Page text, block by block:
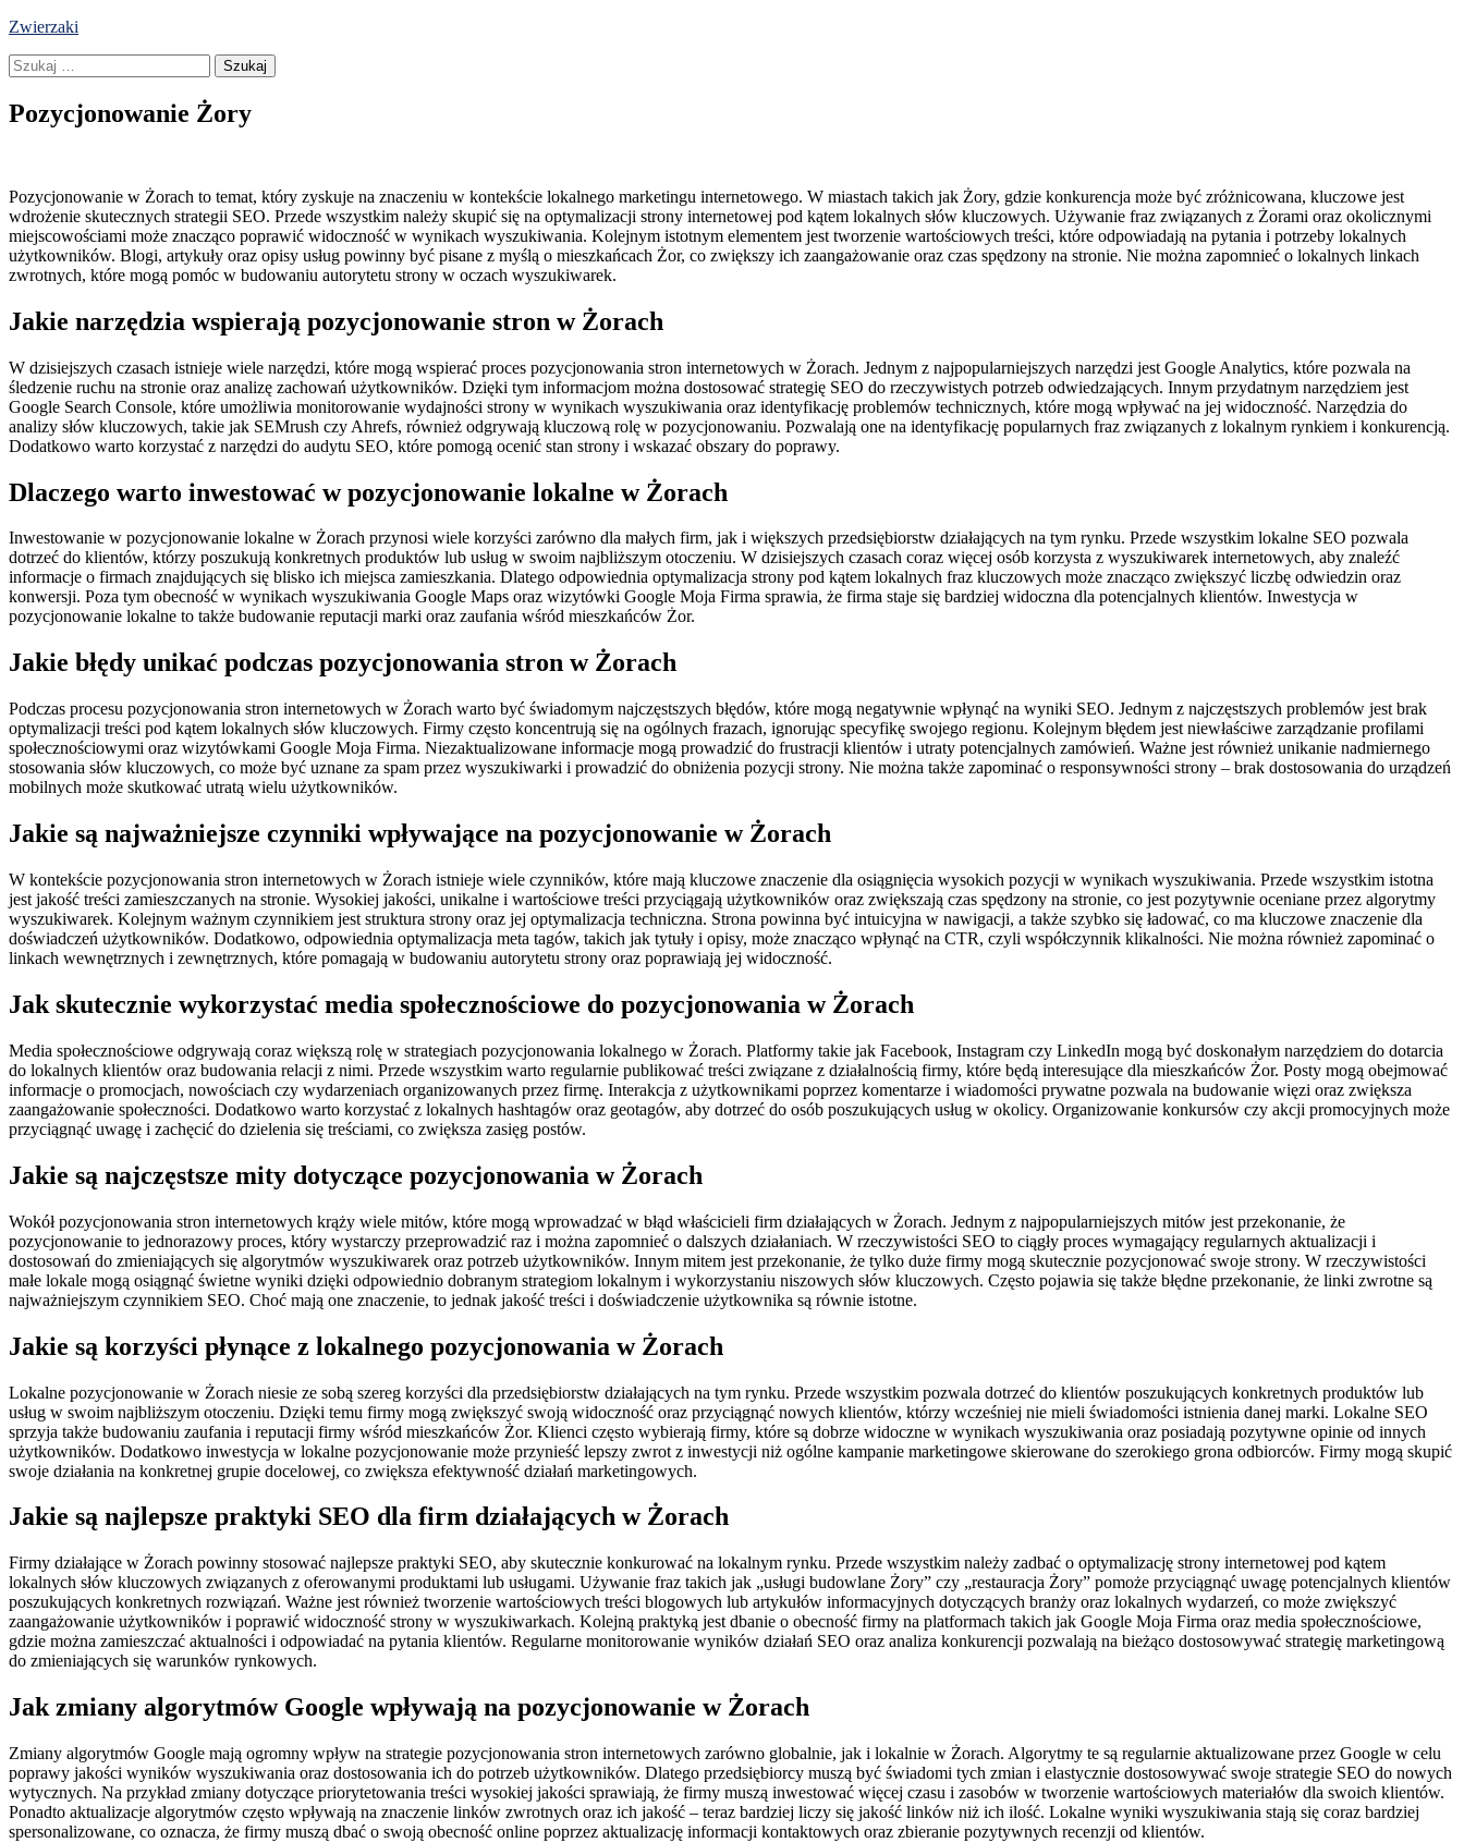
Skip
content
Zwierzaki
Szukaj:
Pozycjonowanie Żory
Pozycjonowanie w Żorach to temat, który zyskuje na znaczeniu w kontekście lokalnego marketingu internetowego. W miastach takich jak Żory, gdzie konkurencja może być zróżnicowana, kluczowe jest
wdrożenie skutecznych strategii SEO. Przede wszystkim należy skupić się na optymalizacji strony internetowej pod kątem lokalnych słów kluczowych. Używanie fraz związanych z Żorami oraz okolicznymi
miejscowościami może znacząco poprawić widoczność w wynikach wyszukiwania. Kolejnym istotnym elementem jest tworzenie wartościowych treści, które odpowiadają na pytania i potrzeby lokalnych
użytkowników. Blogi, artykuły oraz opisy usług powinny być pisane z myślą o mieszkańcach Żor, co zwiększy ich zaangażowanie oraz czas spędzony na stronie. Nie można zapomnieć o lokalnych linkach
zwrotnych, które mogą pomóc w budowaniu autorytetu strony w oczach wyszukiwarek.
Jakie narzędzia wspierają pozycjonowanie stron w Żorach
W dzisiejszych czasach istnieje wiele narzędzi, które mogą wspierać proces pozycjonowania stron internetowych w Żorach. Jednym z najpopularniejszych narzędzi jest Google Analytics, które pozwala na
śledzenie ruchu na stronie oraz analizę zachowań użytkowników. Dzięki tym informacjom można dostosować strategię SEO do rzeczywistych potrzeb odwiedzających. Innym przydatnym narzędziem jest
Google Search Console, które umożliwia monitorowanie wydajności strony w wynikach wyszukiwania oraz identyfikację problemów technicznych, które mogą wpływać na jej widoczność. Narzędzia do
analizy słów kluczowych, takie jak SEMrush czy Ahrefs, również odgrywają kluczową rolę w pozycjonowaniu. Pozwalają one na identyfikację popularnych fraz związanych z lokalnym rynkiem i konkurencją.
Dodatkowo warto korzystać z narzędzi do audytu SEO, które pomogą ocenić stan strony i wskazać obszary do poprawy.
Dlaczego warto inwestować w pozycjonowanie lokalne w Żorach
Inwestowanie w pozycjonowanie lokalne w Żorach przynosi wiele korzyści zarówno dla małych firm, jak i większych przedsiębiorstw działających na tym rynku. Przede wszystkim lokalne SEO pozwala
dotrzeć do klientów, którzy poszukują konkretnych produktów lub usług w swoim najbliższym otoczeniu. W dzisiejszych czasach coraz więcej osób korzysta z wyszukiwarek internetowych, aby znaleźć
informacje o firmach znajdujących się blisko ich miejsca zamieszkania. Dlatego odpowiednia optymalizacja strony pod kątem lokalnych fraz kluczowych może znacząco zwiększyć liczbę odwiedzin oraz
konwersji. Poza tym obecność w wynikach wyszukiwania Google Maps oraz wizytówki Google Moja Firma sprawia, że firma staje się bardziej widoczna dla potencjalnych klientów. Inwestycja w
pozycjonowanie lokalne to także budowanie reputacji marki oraz zaufania wśród mieszkańców Żor.
Jakie błędy unikać podczas pozycjonowania stron w Żorach
Podczas procesu pozycjonowania stron internetowych w Żorach warto być świadomym najczęstszych błędów, które mogą negatywnie wpłynąć na wyniki SEO. Jednym z najczęstszych problemów jest brak
optymalizacji treści pod kątem lokalnych słów kluczowych. Firmy często koncentrują się na ogólnych frazach, ignorując specyfikę swojego regionu. Kolejnym błędem jest niewłaściwe zarządzanie profilami
społecznościowymi oraz wizytówkami Google Moja Firma. Niezaktualizowane informacje mogą prowadzić do frustracji klientów i utraty potencjalnych zamówień. Ważne jest również unikanie nadmiernego
stosowania słów kluczowych, co może być uznane za spam przez wyszukiwarki i prowadzić do obniżenia pozycji strony. Nie można także zapominać o responsywności strony – brak dostosowania do urządzeń
mobilnych może skutkować utratą wielu użytkowników.
Jakie są najważniejsze czynniki wpływające na pozycjonowanie w Żorach
W kontekście pozycjonowania stron internetowych w Żorach istnieje wiele czynników, które mają kluczowe znaczenie dla osiągnięcia wysokich pozycji w wynikach wyszukiwania. Przede wszystkim istotna
jest jakość treści zamieszczanych na stronie. Wysokiej jakości, unikalne i wartościowe treści przyciągają użytkowników oraz zwiększają czas spędzony na stronie, co jest pozytywnie oceniane przez algorytmy
wyszukiwarek. Kolejnym ważnym czynnikiem jest struktura strony oraz jej optymalizacja techniczna. Strona powinna być intuicyjna w nawigacji, a także szybko się ładować, co ma kluczowe znaczenie dla
doświadczeń użytkowników. Dodatkowo, odpowiednia optymalizacja meta tagów, takich jak tytuły i opisy, może znacząco wpłynąć na CTR, czyli współczynnik klikalności. Nie można również zapominać o
linkach wewnętrznych i zewnętrznych, które pomagają w budowaniu autorytetu strony oraz poprawiają jej widoczność.
Jak skutecznie wykorzystać media społecznościowe do pozycjonowania w Żorach
Media społecznościowe odgrywają coraz większą rolę w strategiach pozycjonowania lokalnego w Żorach. Platformy takie jak Facebook, Instagram czy LinkedIn mogą być doskonałym narzędziem do dotarcia
do lokalnych klientów oraz budowania relacji z nimi. Przede wszystkim warto regularnie publikować treści związane z działalnością firmy, które będą interesujące dla mieszkańców Żor. Posty mogą obejmować
informacje o promocjach, nowościach czy wydarzeniach organizowanych przez firmę. Interakcja z użytkownikami poprzez komentarze i wiadomości prywatne pozwala na budowanie więzi oraz zwiększa
zaangażowanie społeczności. Dodatkowo warto korzystać z lokalnych hashtagów oraz geotagów, aby dotrzeć do osób poszukujących usług w okolicy. Organizowanie konkursów czy akcji promocyjnych może
przyciągnąć uwagę i zachęcić do dzielenia się treściami, co zwiększa zasięg postów.
Jakie są najczęstsze mity dotyczące pozycjonowania w Żorach
Wokół pozycjonowania stron internetowych krąży wiele mitów, które mogą wprowadzać w błąd właścicieli firm działających w Żorach. Jednym z najpopularniejszych mitów jest przekonanie, że
pozycjonowanie to jednorazowy proces, który wystarczy przeprowadzić raz i można zapomnieć o dalszych działaniach. W rzeczywistości SEO to ciągły proces wymagający regularnych aktualizacji i
dostosowań do zmieniających się algorytmów wyszukiwarek oraz potrzeb użytkowników. Innym mitem jest przekonanie, że tylko duże firmy mogą skutecznie pozycjonować swoje strony. W rzeczywistości
małe lokale mogą osiągnąć świetne wyniki dzięki odpowiednio dobranym strategiom lokalnym i wykorzystaniu niszowych słów kluczowych. Często pojawia się także błędne przekonanie, że linki zwrotne są
najważniejszym czynnikiem SEO. Choć mają one znaczenie, to jednak jakość treści i doświadczenie użytkownika są równie istotne.
Jakie są korzyści płynące z lokalnego pozycjonowania w Żorach
Lokalne pozycjonowanie w Żorach niesie ze sobą szereg korzyści dla przedsiębiorstw działających na tym rynku. Przede wszystkim pozwala dotrzeć do klientów poszukujących konkretnych produktów lub
usług w swoim najbliższym otoczeniu. Dzięki temu firmy mogą zwiększyć swoją widoczność oraz przyciągnąć nowych klientów, którzy wcześniej nie mieli świadomości istnienia danej marki. Lokalne SEO
sprzyja także budowaniu zaufania i reputacji firmy wśród mieszkańców Żor. Klienci często wybierają firmy, które są dobrze widoczne w wynikach wyszukiwania oraz posiadają pozytywne opinie od innych
użytkowników. Dodatkowo inwestycja w lokalne pozycjonowanie może przynieść lepszy zwrot z inwestycji niż ogólne kampanie marketingowe skierowane do szerokiego grona odbiorców. Firmy mogą skupić
swoje działania na konkretnej grupie docelowej, co zwiększa efektywność działań marketingowych.
Jakie są najlepsze praktyki SEO dla firm działających w Żorach
Firmy działające w Żorach powinny stosować najlepsze praktyki SEO, aby skutecznie konkurować na lokalnym rynku. Przede wszystkim należy zadbać o optymalizację strony internetowej pod kątem
lokalnych słów kluczowych związanych z oferowanymi produktami lub usługami. Używanie fraz takich jak „usługi budowlane Żory” czy „restauracja Żory” pomoże przyciągnąć uwagę potencjalnych klientów
poszukujących konkretnych rozwiązań. Ważne jest również tworzenie wartościowych treści blogowych lub artykułów informacyjnych dotyczących branży oraz lokalnych wydarzeń, co może zwiększyć
zaangażowanie użytkowników i poprawić widoczność strony w wyszukiwarkach. Kolejną praktyką jest dbanie o obecność firmy na platformach takich jak Google Moja Firma oraz media społecznościowe,
gdzie można zamieszczać aktualności i odpowiadać na pytania klientów. Regularne monitorowanie wyników działań SEO oraz analiza konkurencji pozwalają na bieżąco dostosowywać strategię marketingową
do zmieniających się warunków rynkowych.
Jak zmiany algorytmów Google wpływają na pozycjonowanie w Żorach
Zmiany algorytmów Google mają ogromny wpływ na strategie pozycjonowania stron internetowych zarówno globalnie, jak i lokalnie w Żorach. Algorytmy te są regularnie aktualizowane przez Google w celu
poprawy jakości wyników wyszukiwania oraz dostosowania ich do potrzeb użytkowników. Dlatego przedsiębiorcy muszą być świadomi tych zmian i elastycznie dostosowywać swoje strategie SEO do nowych
wytycznych. Na przykład zmiany dotyczące priorytetowania treści wysokiej jakości sprawiają, że firmy muszą inwestować więcej czasu i zasobów w tworzenie wartościowych materiałów dla swoich klientów.
Ponadto aktualizacje algorytmów często wpływają na znaczenie linków zwrotnych oraz ich jakość – teraz bardziej liczy się jakość linków niż ich ilość. Lokalne wyniki wyszukiwania stają się coraz bardziej
spersonalizowane, co oznacza, że firmy muszą dbać o swoją obecność online poprzez aktualizację informacji kontaktowych oraz zbieranie pozytywnych recenzji od klientów.